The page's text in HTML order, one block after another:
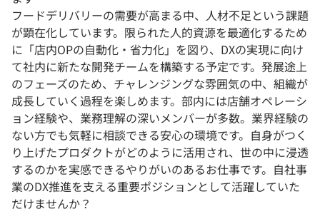
フードデリバリーの需要が高まる中、人材不足という課題
が顕在化しています。限られた人的資源を最適化するため
に「店内OPの自動化・省力化」を図り、DXの実現に向け
て社内に新たな開発チームを構築する予定です。発展途上
のフェーズのため、チャレンジングな雰囲気の中、組織が
成長していく過程を楽しめます。部内には店舗オペレーシ
ョン経験や、業務理解の深いメンバーが多数。業界経験の
ない方でも気軽に相談できる安心の環境です。自身がつく
り上げたプロダクトがどのように活用され、世の中に浸透
するのかを実感できるやりがいのあるお仕事です。自社事
業のDX推進を支える重要ポジションとして活躍していた
だけませんか？